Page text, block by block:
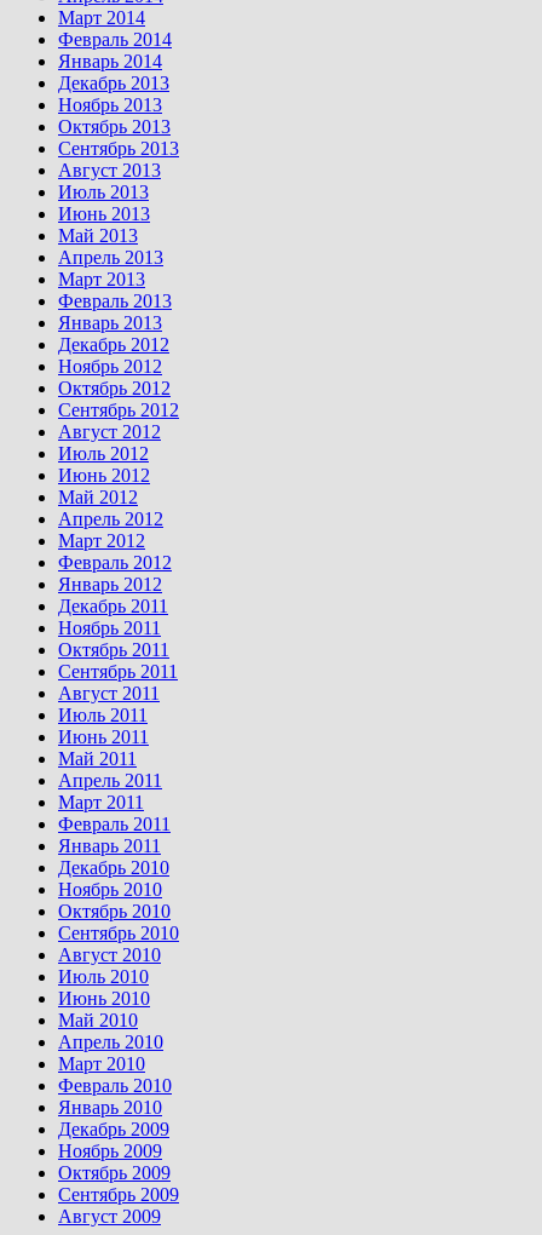
Март 2014
Февраль 2014
Январь 2014
Декабрь 2013
Ноябрь 2013
Октябрь 2013
Сентябрь 2013
Август 2013
Июль 2013
Июнь 2013
Май 2013
Апрель 2013
Март 2013
Февраль 2013
Январь 2013
Декабрь 2012
Ноябрь 2012
Октябрь 2012
Сентябрь 2012
Август 2012
Июль 2012
Июнь 2012
Май 2012
Апрель 2012
Март 2012
Февраль 2012
Январь 2012
Декабрь 2011
Ноябрь 2011
Октябрь 2011
Сентябрь 2011
Август 2011
Июль 2011
Июнь 2011
Май 2011
Апрель 2011
Март 2011
Февраль 2011
Январь 2011
Декабрь 2010
Ноябрь 2010
Октябрь 2010
Сентябрь 2010
Август 2010
Июль 2010
Июнь 2010
Май 2010
Апрель 2010
Март 2010
Февраль 2010
Январь 2010
Декабрь 2009
Ноябрь 2009
Октябрь 2009
Сентябрь 2009
Август 2009